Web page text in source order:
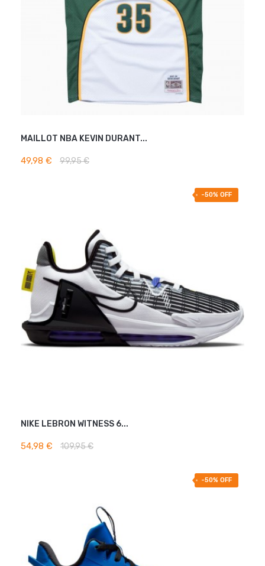
MAILLOT NBA KEVIN DURANT...
49,98 € 99,95 €
-50% OFF
NIKE LEBRON WITNESS 6...
54,98 € 109,95 €
-50% OFF